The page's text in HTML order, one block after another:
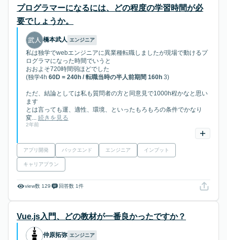
プログラマーになるには、どの程度の学習時間が必
要でしょうか。
橋本武人 エンジニア
私は独学でwebエンジニアに異業種転職しましたが現場で動けるプ
ログラマになった時間でいうと
おおよそ720時間弱ほどでした
(独学4h 60D = 240h / 転職当時の半人前期間 160h 3)
ただ、結論としては私も質問者の方と同意見で1000h程かなと思い
ます
とは言っても運、適性、環境、といったもろもろの条件でかなり
変...
続きを見る
2年前
アプリ開発 バックエンド エンジニア インプット
キャリアプラン
view数 129 回答数 1件
Vue.js入門、どの教材が一番良かったですか？
仲原拓弥 エンジニア